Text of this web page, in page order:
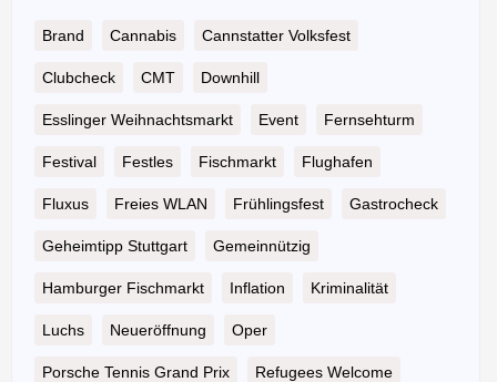
Brand Cannabis Cannstatter Volksfest
Clubcheck CMT Downhill
Esslinger Weihnachtsmarkt Event Fernsehturm
Festival Festles Fischmarkt Flughafen
Fluxus Freies WLAN Frühlingsfest Gastrocheck
Geheimtipp Stuttgart Gemeinnützig
Hamburger Fischmarkt Inflation Kriminalität
Luchs Neueröffnung Oper
Porsche Tennis Grand Prix Refugees Welcome